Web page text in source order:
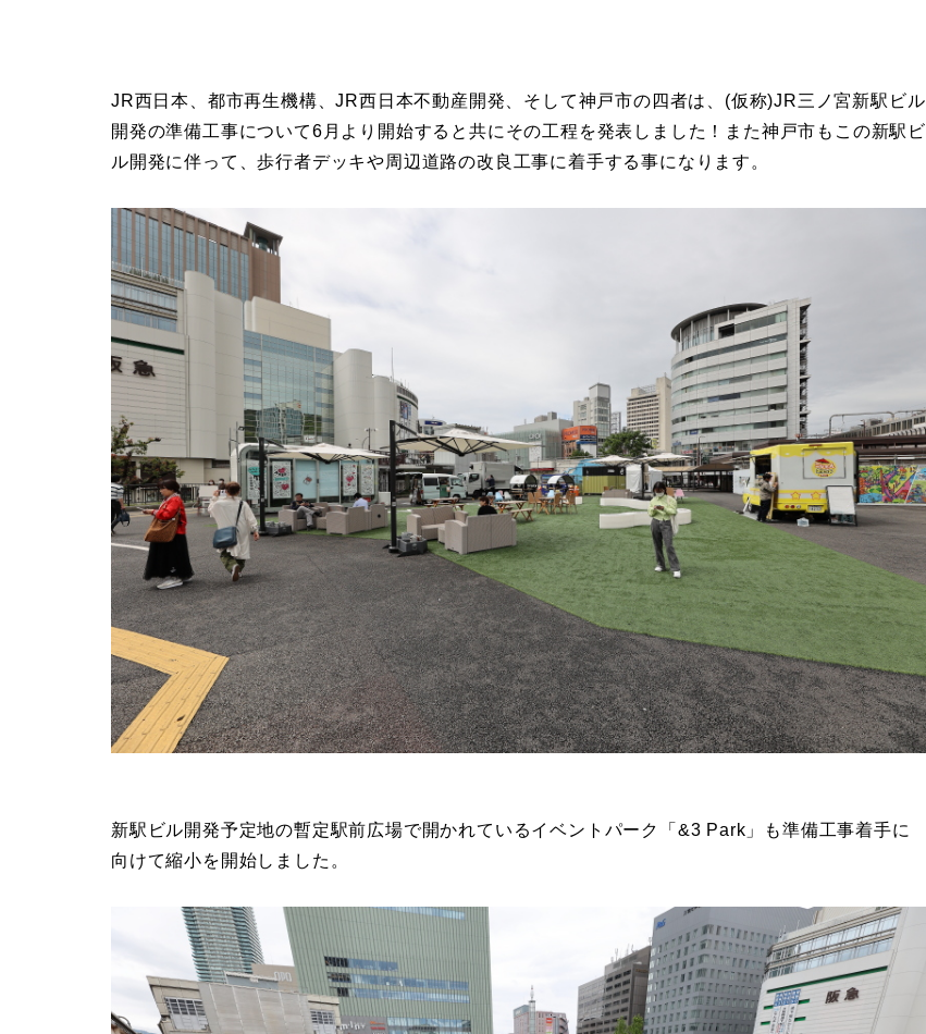
JR西日本、都市再生機構、JR西日本不動産開発、そして神戸市の四者は、(仮称)JR三ノ宮新駅ビル
開発の準備工事について6月より開始すると共にその工程を発表しました！また神戸市もこの新駅ビ
ル開発に伴って、歩行者デッキや周辺道路の改良工事に着手する事になります。
新駅ビル開発予定地の暫定駅前広場で開かれているイベントパーク「&3 Park」も準備工事着手に
向けて縮小を開始しました。